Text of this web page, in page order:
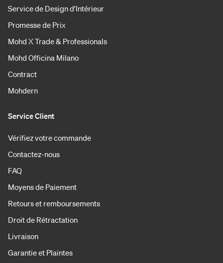
Service de Design d'Intérieur
Promesse de Prix
Mohd X Trade & Professionals
Mohd Officina Milano
Contract
Mohdern
Service Client
Vérifiez votre commande
Contactez-nous
FAQ
Moyens de Paiement
Retours et remboursements
Droit de Rétractation
Livraison
Garantie et Plaintes